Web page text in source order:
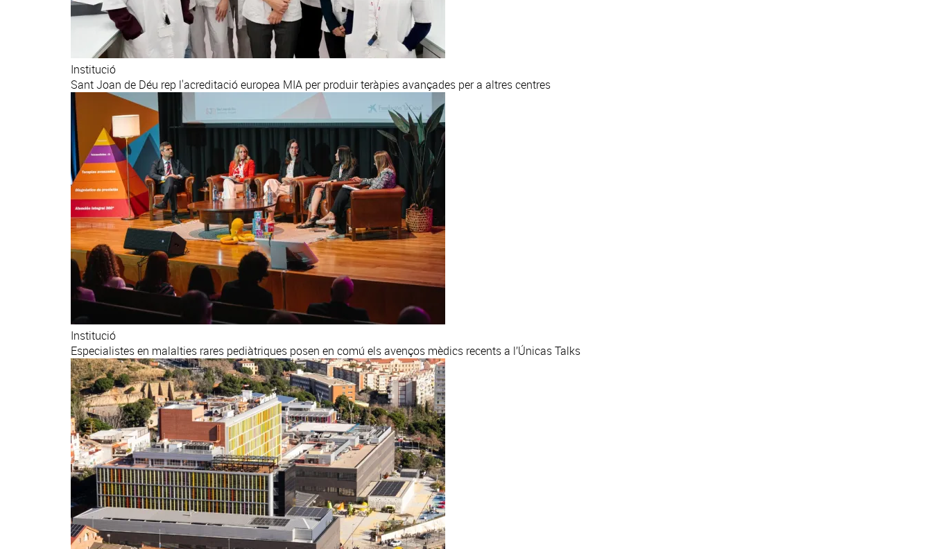
Institució
Sant Joan de Déu rep l'acreditació europea MIA per produir teràpies avançades per a altres centres
Institució
Especialistes en malalties rares pediàtriques posen en comú els avenços mèdics recents a l’Únicas Talks